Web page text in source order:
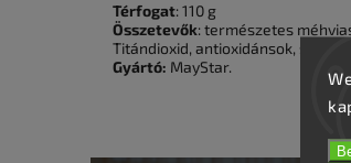
Térfogat: 110 g
Összetevők: természetes
Titándioxid, antioxidánsok,
Gyártó: MayStar.